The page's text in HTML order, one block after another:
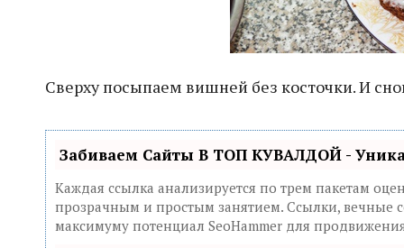
Сверху посыпаем вишней без косточки. И
Забиваем Сайты В ТОП КУВАЛДОЙ -
Каждая ссылка анализируется по трем пакетам
прозрачным и простым занятием. Ссылки, вечные
максимуму потенциал SeoHammer для